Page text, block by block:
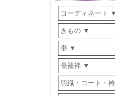
コーディネート
きもの
帯
長襦袢
羽織・コート・袴